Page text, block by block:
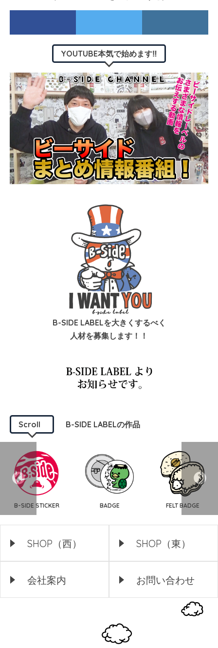
YOUTUBE本気で始めます‼︎
B-SIDE LABELを大きくするべく
人材を募集します！！
Scroll B-SIDE LABELの作品
B-SIDE STICKER BADGE FELT BADGE
SHOP（西） SHOP（東）
会社案内 お問い合わせ